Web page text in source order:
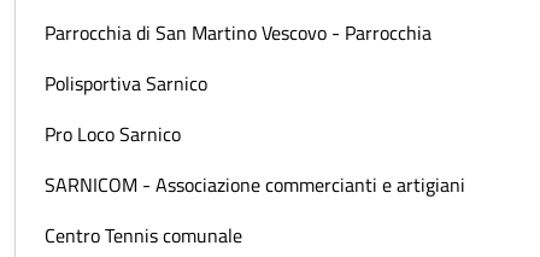
Parrocchia di San Martino Vescovo - Parrocchia
Polisportiva Sarnico
Pro Loco Sarnico
SARNICOM - Associazione commercianti e artigiani
Centro Tennis comunale